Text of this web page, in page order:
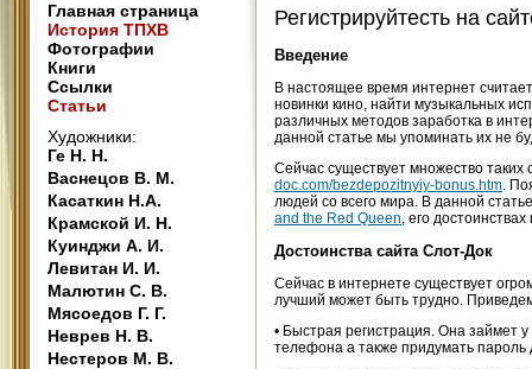
Главная страница
История ТПХВ
Фотографии
Книги
Ссылки
Статьи
Художники:
Ге Н. Н.
Васнецов В. М.
Касаткин Н.А.
Крамской И. Н.
Куинджи А. И.
Левитан И. И.
Малютин С. В.
Мясоедов Г. Г.
Неврев Н. В.
Нестеров М. В.
Регистрируйтесть на
Введение
В настоящее время интернет
новинки кино, найти музыкальных
различных методов заработка в
данной статье мы упоминать их не
Сейчас существует множество
doc.com/bezdepozitnyiy-bonus.htm.
людей со всего мира. В данной
and the Red Queen, его достоинствах
Достоинства сайта Слот-Док
Сейчас в интернете существует
лучший может быть трудно.
• Быстрая регистрация. Она займет
телефона а также придумать пароль